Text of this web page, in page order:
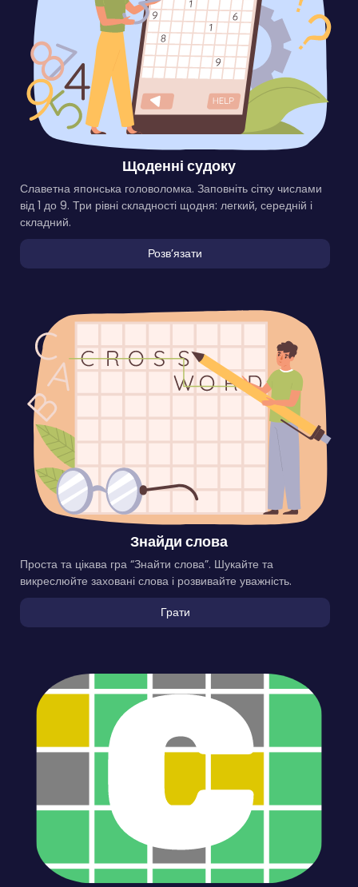
Щоденні судоку
Славетна японська головоломка. Заповніть сітку числами
від 1 до 9. Три рівні складності щодня: легкий, середній і
складний.
Розвʼязати
Знайди слова
Проста та цікава гра “Знайти слова”. Шукайте та
викреслюйте заховані слова і розвивайте уважність.
Грати